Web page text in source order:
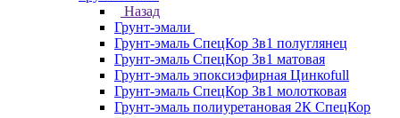
Назад
Грунт-эмали
Грунт-эмаль СпецКор 3в1 полуглянец
Грунт-эмаль СпецКор 3в1 матовая
Грунт-эмаль эпоксиэфирная Цинкоfull
Грунт-эмаль СпецКор 3в1 молотковая
Грунт-эмаль полиуретановая 2К СпецКор